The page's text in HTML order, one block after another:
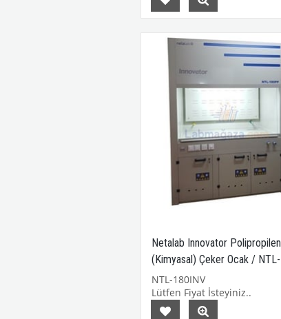
Netalab Innovator Polipropilen
(Kimyasal) Çeker Ocak / NTL-
180INV
NTL-180INV
Lütfen Fiyat İsteyiniz..